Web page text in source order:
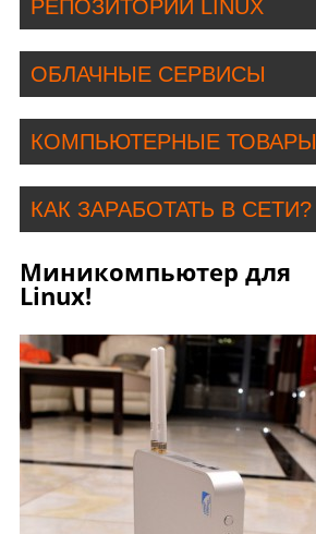
РЕПОЗИТОРИИ LINUX
ОБЛАЧНЫЕ СЕРВИСЫ
КОМПЬЮТЕРНЫЕ ТОВАРЫ
КАК ЗАРАБОТАТЬ В СЕТИ?
Миникомпьютер для
Linux!